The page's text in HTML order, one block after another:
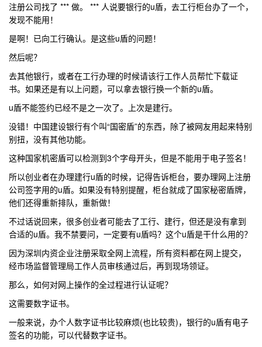
注册公司找了 *** 做。 *** 人说要银行的u盾，去工行柜台办了一个，
发现不能用！
是啊！已向工行确认。是这些u盾的问题！
然后呢？
去其他银行，或者在工行办理的时候请该行工作人员帮忙下载证
书。如果还是有以上问题，可以拿去银行换一个新的u盾。
u盾不能签约已经不是之一次了。上次是建行。
没错！中国建设银行有个叫“国密盾”的东西，除了被网友用起来特别
别扭，没有其他功能。
这种国家机密盾可以检测到3个字母开头，但是不能用于电子签名！
所以创业者在办理建行u盾的时候，记得告诉柜台，要办理网上注册
公司签字用的u盾。如果没有特别提醒，柜台就成了国家秘密盾牌，
他们还得重新排队，重新做！
不过话说回来，很多创业者可能去了工行、建行，但还是没有拿到
合适的u盾。我不禁要问，一定要有u盾吗？这个u盾是干什么用的？
因为深圳内资企业注册采取全网上流程，所有资料都在网上提交，
经市场监督管理局工作人员审核通过后，再到现场领证。
那么，如何对网上操作的全过程进行认证呢？
这需要数字证书。
一般来说，办个人数字证书比较麻烦(也比较贵)，银行的u盾有电子
签名的功能，可以代替数字证书。